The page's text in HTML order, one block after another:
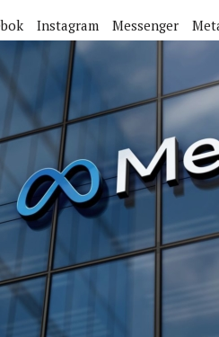
| CONMOCIÓN EN COLORADO POR ASESINATO
PRESUNTO BROTE PSICÓTICO POR FALTA
Instagram Messenger